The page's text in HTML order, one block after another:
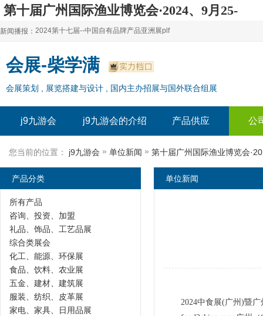
第十届广州国际渔业博览会·2024、9月25-
j9九游会
新闻播报：
2024上海自有品牌展--百货展|食品展 零售展|oem展
2024全球自有--品牌产品亚洲展（plf）
2024上海自有品牌展--2024上海oem 贴牌代加工展
2024第十七届--中国自有品牌产品亚洲展plf
2024全球自有--品牌产品亚洲展（plf）
2024年上海--第17届自有品牌展
会展-柴学满
会展策划 , 展览搭建与设计 , 国内主办招展与国外联合组展
j9九游会 j9九游会的介绍 产品供应 公
您当前的位置： j9九游会 » 单位新闻 » 第十届广州国际渔业博览会
单位新闻
2024中食展(广州)暨
产品分类
所有产品
咨询、投资、加盟
礼品、饰品、工艺品展
综合类展会
化工、能源、环保展
食品、饮料、农业展
五金、建材、建筑展
服装、纺织、皮革展
家电、家具、日用品展